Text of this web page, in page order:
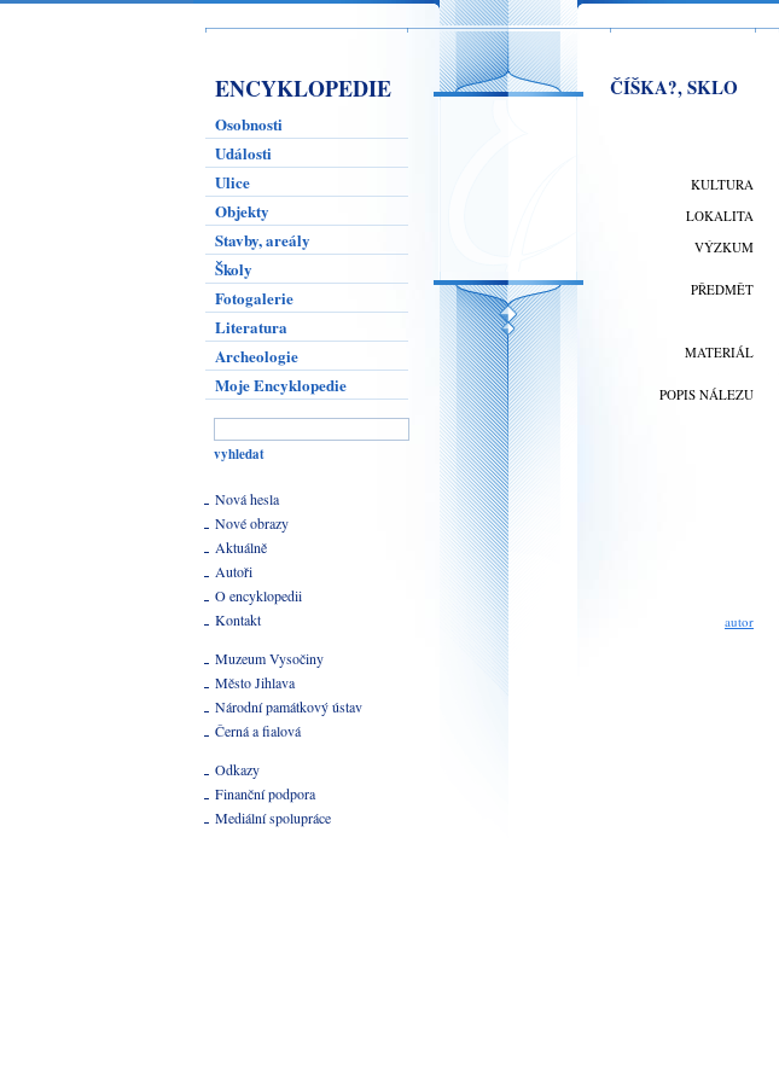
ENCYKLOPEDIE
Osobnosti
Události
Ulice
Objekty
Stavby, areály
Školy
Fotogalerie
Literatura
Archeologie
Moje Encyklopedie
Nová hesla
Nové obrazy
Aktuálně
Autoři
O encyklopedii
Kontakt
Muzeum Vysočiny
Město Jihlava
Národní památkový ústav
Černá a fialová
Odkazy
Finanční podpora
Mediální spolupráce
ČÍŠKA?, SKLO
KULTURA
LOKALITA
VÝZKUM
PŘEDMĚT
MATERIÁL
POPIS NÁLEZU
autor